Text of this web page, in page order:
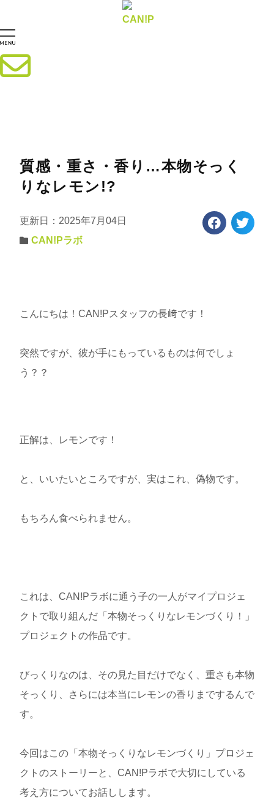
質感・重さ・香り…本物そっく
りなレモン!?
更新日：2025年7月04日
CAN!Pラボ
こんにちは！CAN!Pスタッフの長﨑です！
突然ですが、彼が手にもっているものは何でしょ
う？？
正解は、レモンです！
と、いいたいところですが、実はこれ、偽物です。
もちろん食べられません。
これは、CAN!Pラボに通う子の一人がマイプロジェ
クトで取り組んだ「本物そっくりなレモンづくり！」
プロジェクトの作品です。
びっくりなのは、その見た目だけでなく、重さも本物
そっくり、さらには本当にレモンの香りまでするんで
す。
今回はこの「本物そっくりなレモンづくり」プロジェ
クトのストーリーと、CAN!Pラボで大切にしている
考え方についてお話しします。